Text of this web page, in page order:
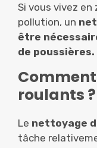
Si vous vivez
pollution, un
être
de poussières.
roulants ?
Le nettoyage
tâche